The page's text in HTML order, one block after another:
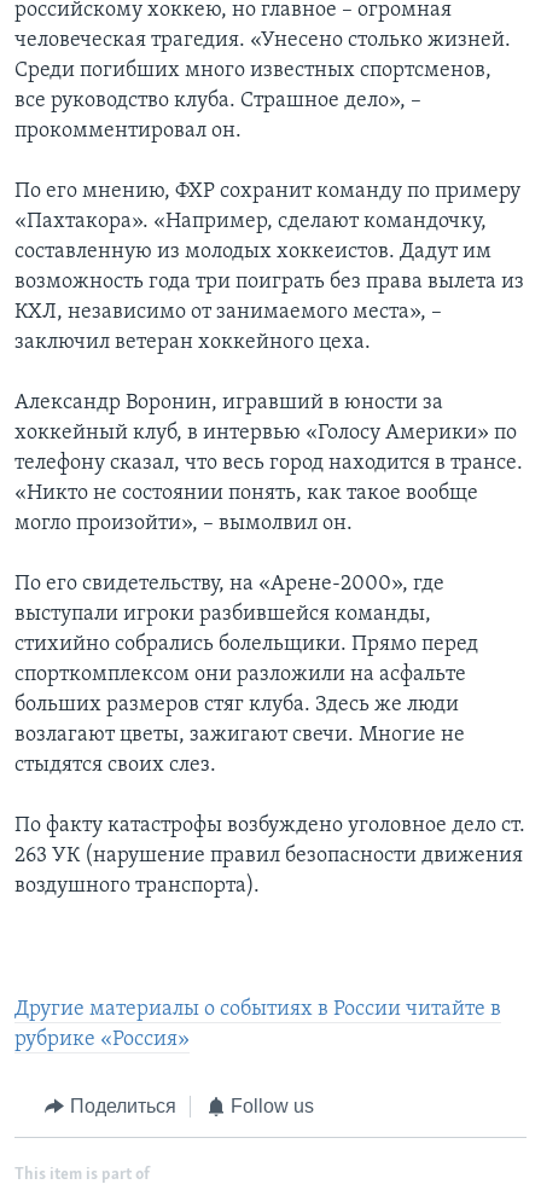
российскому хоккею, но главное – огромная
человеческая трагедия. «Унесено столько жизней.
Среди погибших много известных спортсменов,
все руководство клуба. Страшное дело», –
прокомментировал он.
По его мнению, ФХР сохранит команду по примеру
«Пахтакора». «Например, сделают командочку,
составленную из молодых хоккеистов. Дадут им
возможность года три поиграть без права вылета из
КХЛ, независимо от занимаемого места», –
заключил ветеран хоккейного цеха.
Александр Воронин, игравший в юности за
хоккейный клуб, в интервью «Голосу Америки» по
телефону сказал, что весь город находится в трансе.
«Никто не состоянии понять, как такое вообще
могло произойти», – вымолвил он.
По его свидетельству, на «Арене-2000», где
выступали игроки разбившейся команды,
стихийно собрались болельщики. Прямо перед
спорткомплексом они разложили на асфальте
больших размеров стяг клуба. Здесь же люди
возлагают цветы, зажигают свечи. Многие не
стыдятся своих слез.
По факту катастрофы возбуждено уголовное дело ст.
263 УК (нарушение правил безопасности движения
воздушного транспорта).
Другие материалы о событиях в России читайте в
рубрике «Россия»
Поделиться Follow us
This item is part of